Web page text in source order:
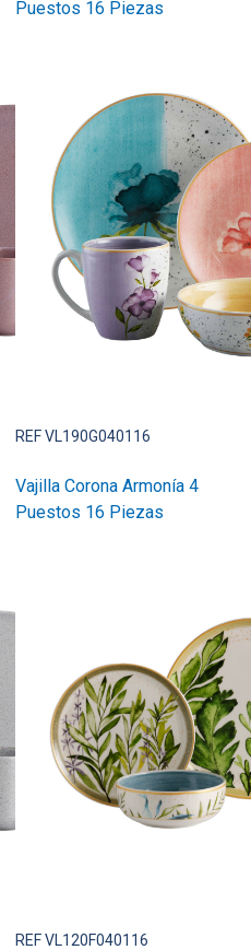
Puestos 16 Piezas
REF VL190G040116
Vajilla Corona Armonía 4
Puestos 16 Piezas
REF VL120F040116